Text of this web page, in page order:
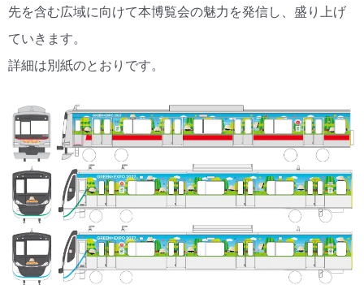
先を含む広域に向けて本博覧会の魅力を発信し、盛り上げ
ていきます。
詳細は別紙のとおりです。